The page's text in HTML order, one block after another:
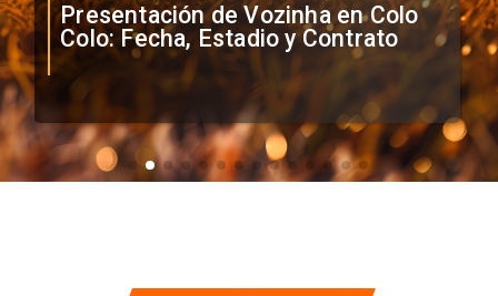
Presentación de Vozinha en Colo
Colo: Fecha, Estadio y Contrato